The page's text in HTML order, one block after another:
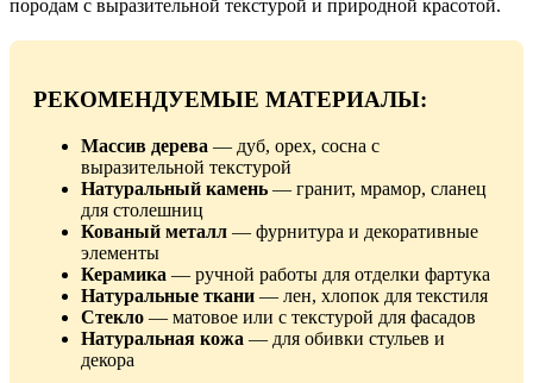
породам с выразительной текстурой и природной красотой.
РЕКОМЕНДУЕМЫЕ МАТЕРИАЛЫ:
Массив дерева — дуб, орех, сосна с
выразительной текстурой
Натуральный камень — гранит, мрамор, сланец
для столешниц
Кованый металл — фурнитура и декоративные
элементы
Керамика — ручной работы для отделки фартука
Натуральные ткани — лен, хлопок для текстиля
Стекло — матовое или с текстурой для фасадов
Натуральная кожа — для обивки стульев и
декора